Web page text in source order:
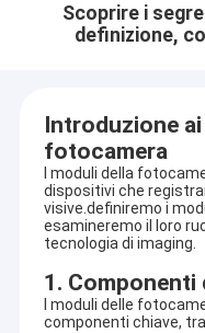
Scoprire i
definizione,
Introduzione
fotocamera
I moduli della
dispositivi che
visive.definiremo i
esamineremo il loro
tecnologia di imaging.
1.
I moduli delle
componenti chiave,